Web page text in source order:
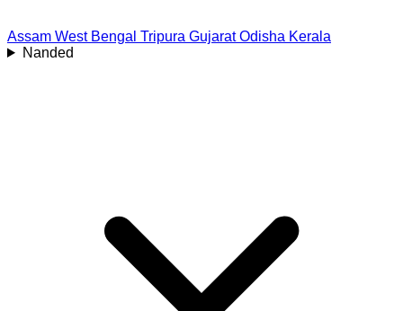
Assam West Bengal Tripura Gujarat Odisha Kerala
Nanded